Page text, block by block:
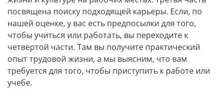
посвящена поиску подходящей карьеры. Если, по
нашей оценке, у вас есть предпосылки для того,
чтобы учиться или работать, вы переходите к
четвертой части. Там вы получите практический
опыт трудовой жизни, а мы выясним, что вам
требуется для того, чтобы приступить к работе или
учебе.